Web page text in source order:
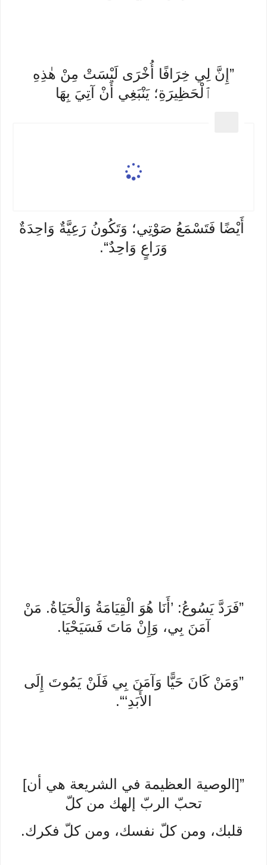
”إِنَّ لِي خِرَافًا أُخْرَى لَيْسَتْ مِنْ هٰذِهِ
ٱلْحَظِيرَةِ؛ يَنْبَغِي أَنْ آتِيَ بِهَا
أَيْضًا فَتَسْمَعُ صَوْتِي؛ وَتَكُونُ رَعِيَّةٌ وَاحِدَةٌ
وَرَاعٍ وَاحِدٌ“.
”فَرَدَّ يَسُوعُ: ’أَنَا هُوَ الْقِيَامَةُ وَالْحَيَاةُ. مَنْ
آمَنَ بِي، وَإِنْ مَاتَ فَسَيَحْيَا.
”وَمَنْ كَانَ حَيًّا وَآمَنَ بِي فَلَنْ يَمُوتَ إِلَى
الأَبَدِ‘“.
”[الوصية العظيمة في الشريعة هي أن]
تحبّ الربّ إلهك من كلّ
قلبك، ومن كلّ نفسك، ومن كلّ فكرك.